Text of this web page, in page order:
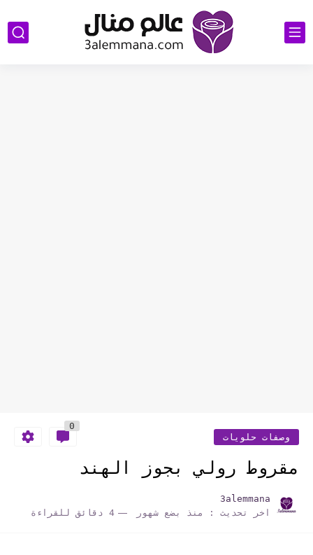
وصفات حلويات
0
مقروط رولي بجوز الهند
3alemmana
اخر تحديث :
منذ بضع شهور 4 دقائق للقراءة